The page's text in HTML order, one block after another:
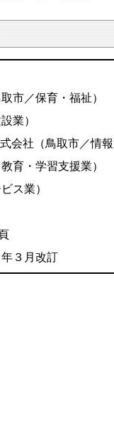
市／保育・福祉）
業）
会社（鳥取市／情報
教育・学習支援業）
ス業）
３月改訂